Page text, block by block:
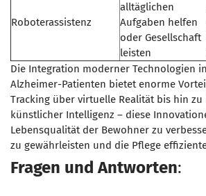
Roboterassistenz
alltäglichen
Aufgaben helfen
oder Gesellschaft
leisten
Die Integration moderner Technologien
Alzheimer-Patienten bietet enorme
Tracking über virtuelle Realität bis hin
künstlicher Intelligenz – diese
Lebensqualität der Bewohner zu
zu gewährleisten und die Pflege
Fragen und Antworten: